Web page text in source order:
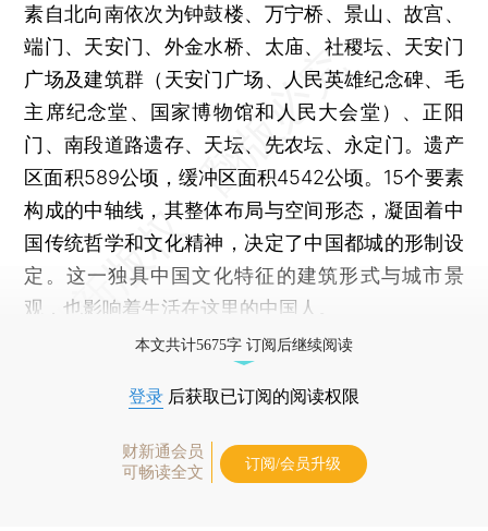
素自北向南依次为钟鼓楼、万宁桥、景山、故宫、
端门、天安门、外金水桥、太庙、社稷坛、天安门
广场及建筑群（天安门广场、人民英雄纪念碑、毛
主席纪念堂、国家博物馆和人民大会堂）、正阳
门、南段道路遗存、天坛、先农坛、永定门。遗产
区面积589公顷，缓冲区面积4542公顷。15个要素
构成的中轴线，其整体布局与空间形态，凝固着中
国传统哲学和文化精神，决定了中国都城的形制设
定。这一独具中国文化特征的建筑形式与城市景
观，也影响着生活在这里的中国人。
本文共计5675字 订阅后继续阅读
登录 后获取已订阅的阅读权限
财新通会员
可畅读全文
订阅/会员升级